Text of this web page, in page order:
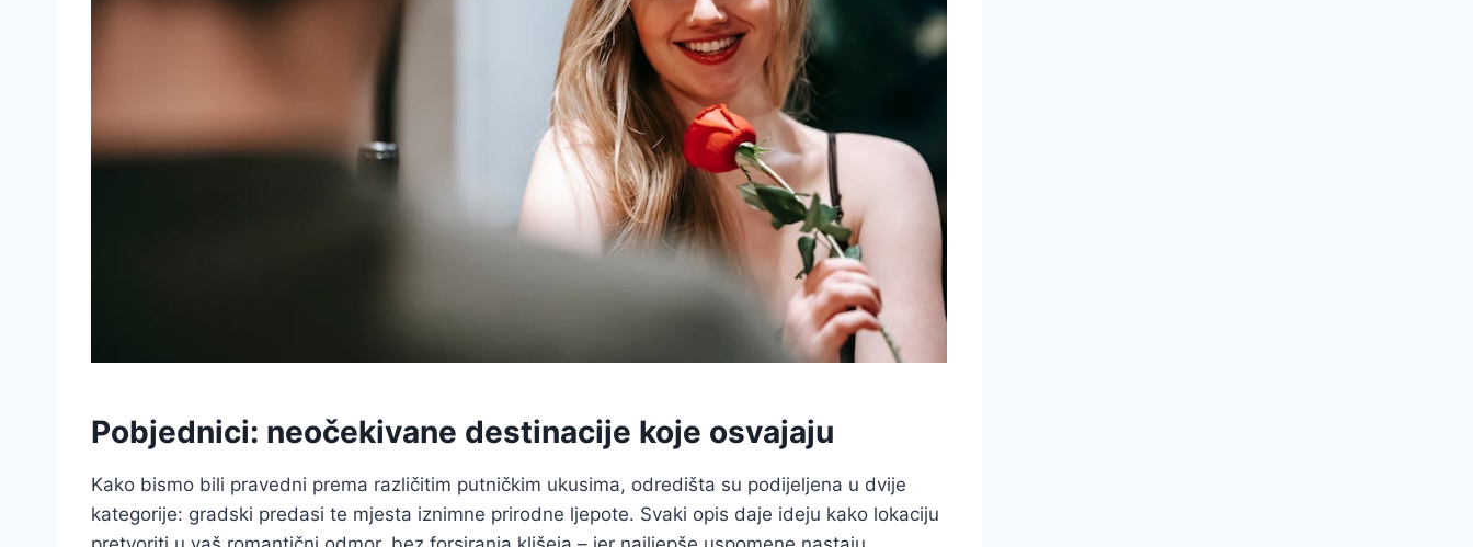
Pobjednici: neočekivane destinacije koje osvajaju
Kako bismo bili pravedni prema različitim putničkim ukusima, odredišta su podijeljena u dvije
kategorije: gradski predasi te mjesta iznimne prirodne ljepote. Svaki opis daje ideju kako lokaciju